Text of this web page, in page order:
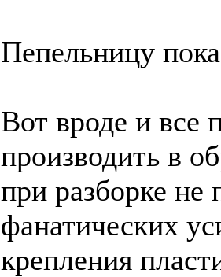
Пепельницу
Вот вроде и все
производить в
при разборке не
фанатических
крепления